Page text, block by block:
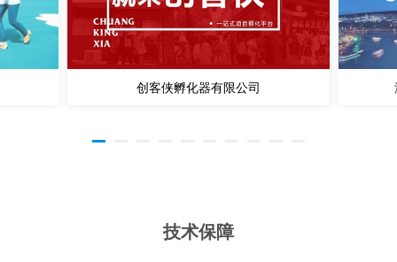
创客侠孵化器有限公司
技术保障